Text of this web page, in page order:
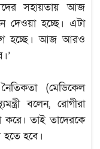
সহায়তায় আজ
দেওয়া হচ্ছে। এটা
হচ্ছে। আজ আরও
(মেডিকেল
বলেন, রোগীরা
তাই তাদেরকে
হবে।